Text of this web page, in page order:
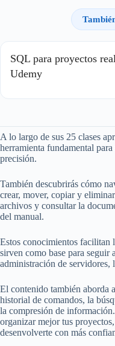
SQL para proyectos
Udemy
A lo largo de sus 25 clases
herramienta fundamental
precisión.
También descubrirás cómo
crear, mover, copiar y
archivos y consultar la
del manual.
Estos conocimientos facilitan
sirven como base para seguir
administración de servidores,
El contenido también aborda
historial de comandos, la
la compresión de
organizar mejor tus
desenvolverte con más